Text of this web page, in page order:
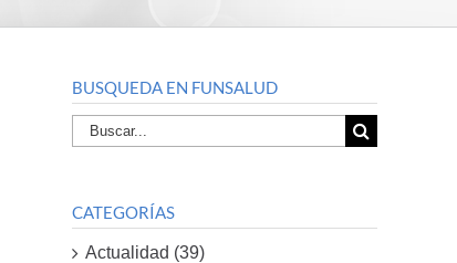
BUSQUEDA EN FUNSALUD
Buscar
por:
CATEGORÍAS
Actualidad (39)